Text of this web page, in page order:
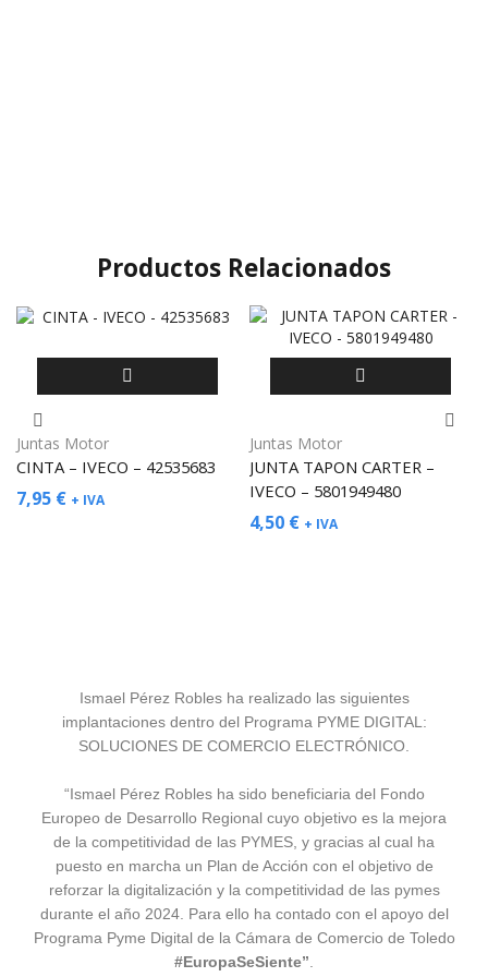
Productos Relacionados
Juntas Motor
CINTA – IVECO – 42535683
7,95 € + IVA
Juntas Motor
JUNTA TAPON CARTER –
IVECO – 5801949480
4,50 € + IVA
Ismael Pérez Robles ha realizado las siguientes
implantaciones dentro del Programa PYME DIGITAL:
SOLUCIONES DE COMERCIO ELECTRÓNICO.
“Ismael Pérez Robles ha sido beneficiaria del Fondo
Europeo de Desarrollo Regional cuyo objetivo es la mejora
de la competitividad de las PYMES, y gracias al cual ha
puesto en marcha un Plan de Acción con el objetivo de
reforzar la digitalización y la competitividad de las pymes
durante el año 2024. Para ello ha contado con el apoyo del
Programa Pyme Digital de la Cámara de Comercio de Toledo
#EuropaSeSiente”.